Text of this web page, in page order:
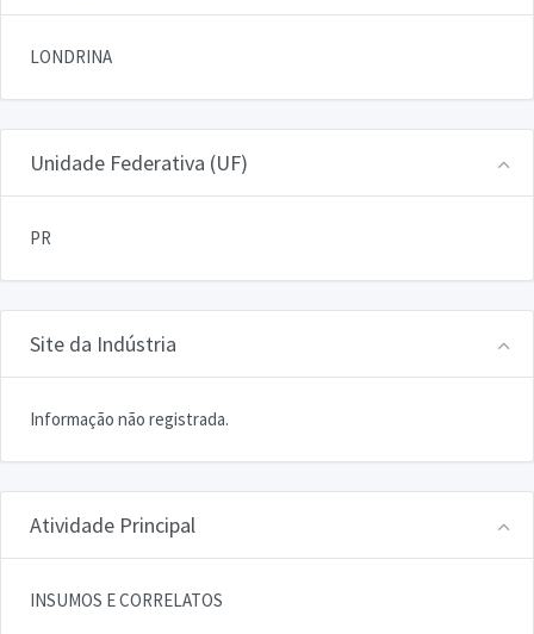
LONDRINA
Unidade Federativa (UF)
PR
Site da Indústria
Informação não registrada.
Atividade Principal
INSUMOS E CORRELATOS